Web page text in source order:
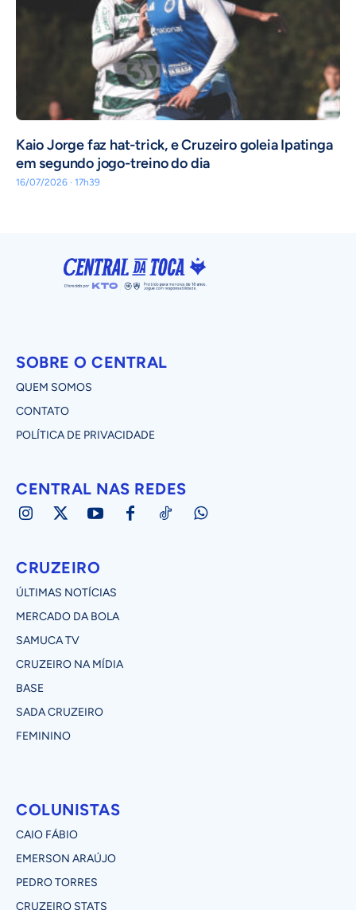
Kaio Jorge faz hat-trick, e Cruzeiro goleia Ipatinga
em segundo jogo-treino do dia
16/07/2026 · 17h39
SOBRE O CENTRAL
QUEM SOMOS
CONTATO
POLÍTICA DE PRIVACIDADE
CENTRAL NAS REDES
CRUZEIRO
ÚLTIMAS NOTÍCIAS
MERCADO DA BOLA
SAMUCA TV
CRUZEIRO NA MÍDIA
BASE
SADA CRUZEIRO
FEMININO
COLUNISTAS
CAIO FÁBIO
EMERSON ARAÚJO
PEDRO TORRES
CRUZEIRO STATS